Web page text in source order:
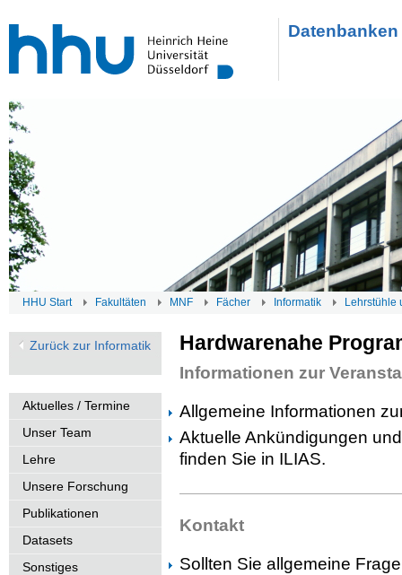
HHU Start Fakultäten MNF Fächer Informatik Lehrstühle
Zurück zur Informatik
Aktuelles / Termine
Unser Team
Lehre
Unsere Forschung
Publikationen
Datasets
Sonstiges
Hardwarenahe
Informationen zur
Allgemeine Informationen
Aktuelle Ankündigungen
finden Sie in ILIAS.
Kontakt
Sollten Sie allgemeine